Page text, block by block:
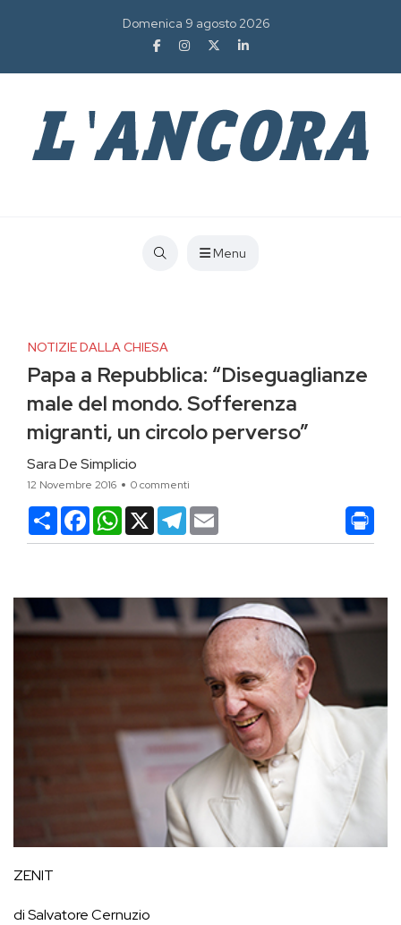
Domenica 9 agosto 2026
Menu
NOTIZIE DALLA CHIESA
Papa a Repubblica: “Diseguaglianze
male del mondo. Sofferenza
migranti, un circolo perverso”
Sara De Simplicio
12 Novembre 2016 0 commenti
CondividiFacebookWhatsApp
X Telegram
ZENIT
di Salvatore Cernuzio